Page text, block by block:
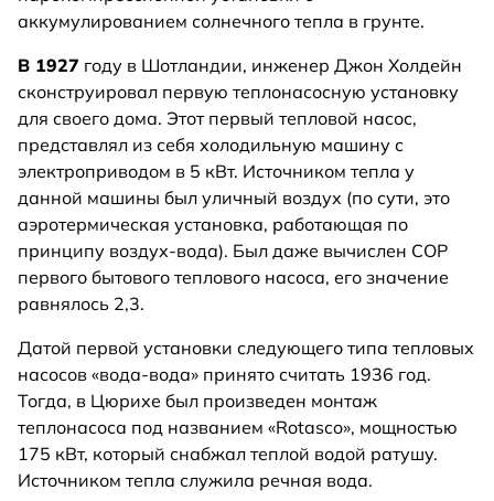
аккумулированием солнечного тепла в грунте.
В 1927 году в Шотландии, инженер Джон Холдейн
сконструировал первую теплонасосную установку
для своего дома. Этот первый тепловой насос,
представлял из себя холодильную машину с
электроприводом в 5 кВт. Источником тепла у
данной машины был уличный воздух (по сути, это
аэротермическая установка, работающая по
принципу воздух-вода). Был даже вычислен COP
первого бытового теплового насоса, его значение
равнялось 2,3.
Датой первой установки следующего типа тепловых
насосов «вода-вода» принято считать 1936 год.
Тогда, в Цюрихе был произведен монтаж
теплонасоса под названием «Rotasco», мощностью
175 кВт, который снабжал теплой водой ратушу.
Источником тепла служила речная вода.